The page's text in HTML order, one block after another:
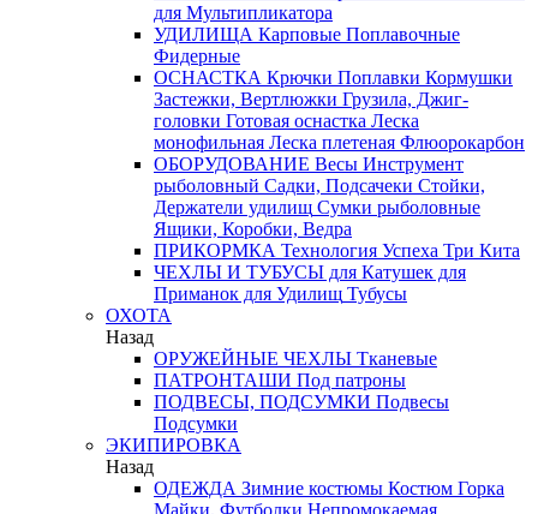
для Мультипликатора
УДИЛИЩА Карповые Поплавочные
Фидерные
ОСНАСТКА Крючки Поплавки Кормушки
Застежки, Вертлюжки Грузила, Джиг-
головки Готовая оснастка Леска
монофильная Леска плетеная Флюорокарбон
ОБОРУДОВАНИЕ Весы Инструмент
рыболовный Садки, Подсачеки Стойки,
Держатели удилищ Сумки рыболовные
Ящики, Коробки, Ведра
ПРИКОРМКА Технология Успеха Три Кита
ЧЕХЛЫ И ТУБУСЫ для Катушек для
Приманок для Удилищ Тубусы
ОХОТА
Назад
ОРУЖЕЙНЫЕ ЧЕХЛЫ Тканевые
ПАТРОНТАШИ Под патроны
ПОДВЕСЫ, ПОДСУМКИ Подвесы
Подсумки
ЭКИПИРОВКА
Назад
ОДЕЖДА Зимние костюмы Костюм Горка
Майки, Футболки Непромокаемая